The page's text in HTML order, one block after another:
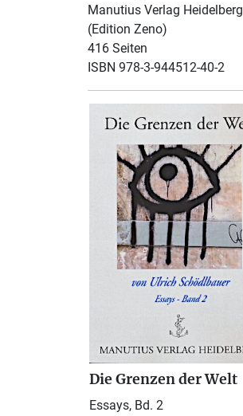
Manutius Verlag Heidelberg
(Edition Zeno)
416 Seiten
ISBN 978-3-944512-40-2
Die Grenzen der Welt
Essays, Bd. 2